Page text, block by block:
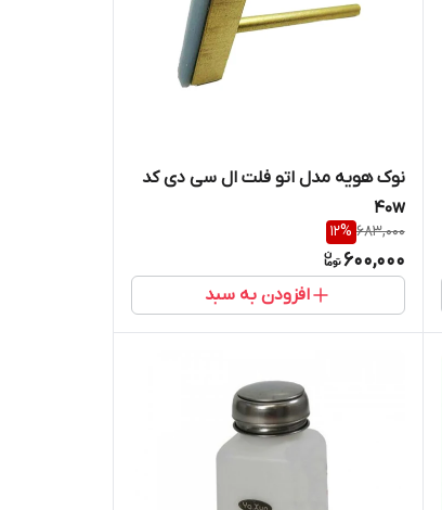
نوک هویه مدل اتو فلت ال سی دی کد
40w
683,000
12%
600,000
افزودن به سبد